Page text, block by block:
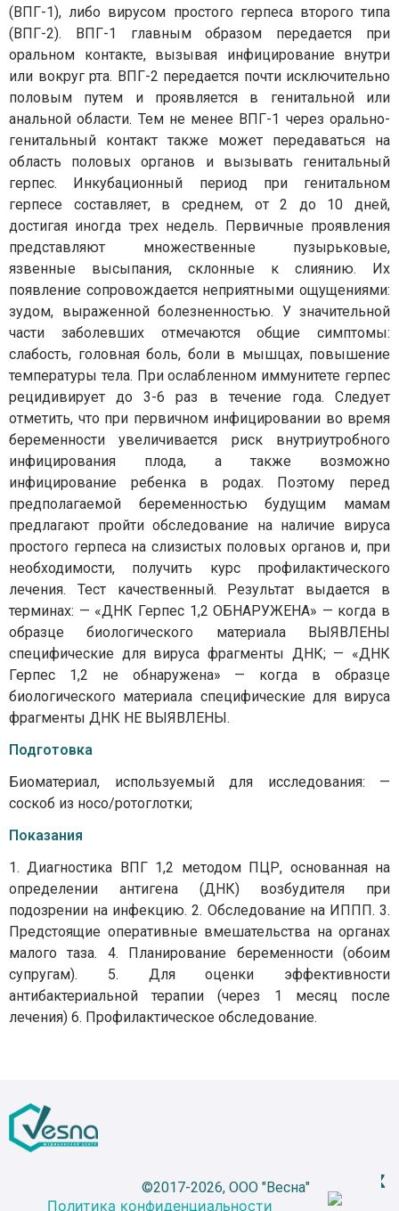
(ВПГ-1), либо вирусом простого герпеса второго типа
(ВПГ-2). ВПГ-1 главным образом передается при
оральном контакте, вызывая инфицирование внутри
или вокруг рта. ВПГ-2 передается почти исключительно
половым путем и проявляется в генитальной или
анальной области. Тем не менее ВПГ-1 через орально-
генитальный контакт также может передаваться на
область половых органов и вызывать генитальный
герпес. Инкубационный период при генитальном
герпесе составляет, в среднем, от 2 до 10 дней,
достигая иногда трех недель. Первичные проявления
представляют множественные пузырьковые,
язвенные высыпания, склонные к слиянию. Их
появление сопровождается неприятными ощущениями:
зудом, выраженной болезненностью. У значительной
части заболевших отмечаются общие симптомы:
слабость, головная боль, боли в мышцах, повышение
температуры тела. При ослабленном иммунитете герпес
рецидивирует до 3-6 раз в течение года. Следует
отметить, что при первичном инфицировании во время
беременности увеличивается риск внутриутробного
инфицирования плода, а также возможно
инфицирование ребенка в родах. Поэтому перед
предполагаемой беременностью будущим мамам
предлагают пройти обследование на наличие вируса
простого герпеса на слизистых половых органов и, при
необходимости, получить курс профилактического
лечения. Тест качественный. Результат выдается в
терминах: — «ДНК Герпес 1,2 ОБНАРУЖЕНА» — когда в
образце биологического материала ВЫЯВЛЕНЫ
специфические для вируса фрагменты ДНК; — «ДНК
Герпес 1,2 не обнаружена» — когда в образце
биологического материала специфические для вируса
фрагменты ДНК НЕ ВЫЯВЛЕНЫ.
Подготовка
Биоматериал, используемый для исследования: —
соскоб из носо/ротоглотки;
Показания
1. Диагностика ВПГ 1,2 методом ПЦР, основанная на
определении антигена (ДНК) возбудителя при
подозрении на инфекцию. 2. Обследование на ИППП. 3.
Предстоящие оперативные вмешательства на органах
малого таза. 4. Планирование беременности (обоим
супругам). 5. Для оценки эффективности
антибактериальной терапии (через 1 месяц после
лечения) 6. Профилактическое обследование.
©2017-2026, ООО "Весна"
Политика конфиденциальности